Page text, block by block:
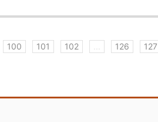
100 101 102 126 127